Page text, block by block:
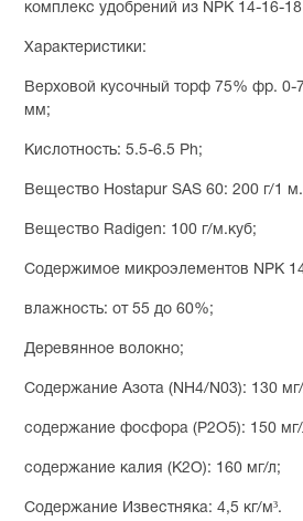
комплекс удобрений из NPK 14-16-
Характеристики:
Верховой кусочный торф 75% фр.
мм;
Кислотность: 5.5-6.5 Ph;
Вещество Hostapur SAS 60: 200 г/1
Вещество Radigen: 100 г/м.куб;
Содержимое микроэлементов NPK
влажность: от 55 до 60%;
Деревянное волокно;
Содержание Азота (NH4/N03): 130
содержание фосфора (P2O5): 150 мг/
содержание калия (K2O): 160 мг/л;
Содержание Известняка: 4,5 кг/м³.